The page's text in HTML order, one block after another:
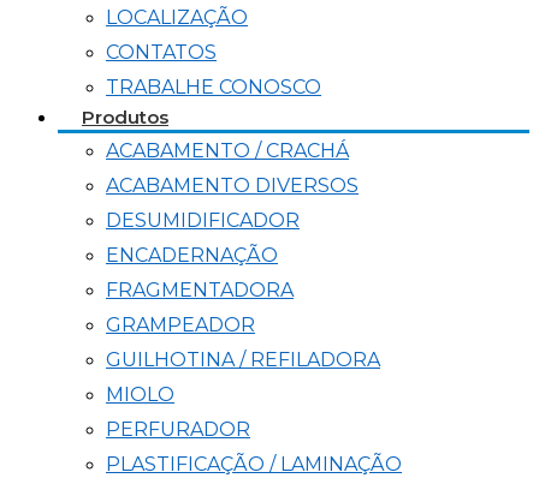
LOCALIZAÇÃO
CONTATOS
TRABALHE CONOSCO
Produtos
ACABAMENTO / CRACHÁ
ACABAMENTO DIVERSOS
DESUMIDIFICADOR
ENCADERNAÇÃO
FRAGMENTADORA
GRAMPEADOR
GUILHOTINA / REFILADORA
MIOLO
PERFURADOR
PLASTIFICAÇÃO / LAMINAÇÃO